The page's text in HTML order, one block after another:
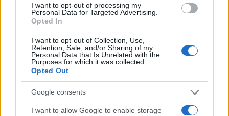
I want to opt-out of processing my
Personal Data for Targeted Advertising.
Opted In
I want to opt-out of Collection, Use,
Retention, Sale, and/or Sharing of my
Personal Data that Is Unrelated with the
Purposes for which it was collected.
Opted Out
Google consents
I want to allow Google to enable storage
Letizia Fontana · 8 Ago 2026